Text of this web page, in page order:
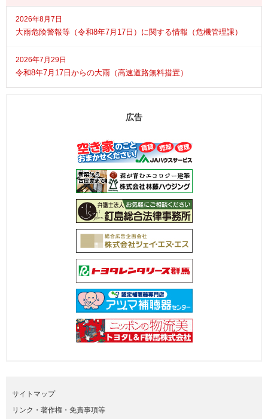
2026年8月7日
大雨危険警報等（令和8年7月17日）に関する情報（危機管理課）
2026年7月29日
令和8年7月17日からの大雨（高速道路無料措置）
広告
サイトマップ
リンク・著作権・免責事項等